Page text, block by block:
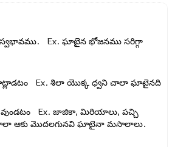
Ex.ఘాటైన భోజనము సరిగ్గా
Ex.శిలా యొక్క ధ్వని చాలా ఘాటైనది
Ex.జాజికా, మిరియాలు, పచ్చి
ఆకు మొదలగునవి ఘాటైనా మసాలాలు.